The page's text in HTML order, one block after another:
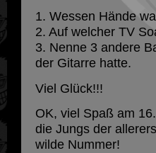
1. Wessen Hände
2. Auf welcher TV
3. Nenne 3 andere
der Gitarre hatte.
Viel Glück!!!
OK, viel Spaß am
die Jungs der
wilde Nummer!